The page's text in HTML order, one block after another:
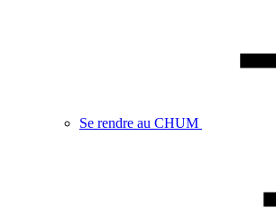
Se rendre au CHUM